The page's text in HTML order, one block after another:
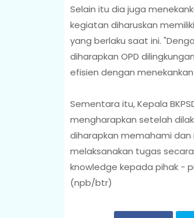
Selain itu dia juga
kegiatan diharuskan
yang berlaku saat ini.
diharapkan OPD
efisien dengan
Sementara itu, Kepala
mengharapkan setelah
diharapkan memahami
melaksanakan tugas
knowledge kepada pihak -
(npb/btr)